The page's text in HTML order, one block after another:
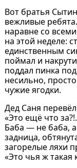
Вот братья
вежливые
наравне со
на этой неделе:
единственным
поймал и
поддал пинка
несильно,
чужие ягодки.
Дед Саня
«Это ещё что
Баба — не баба, а
задница,
загорелые ляхи
«Это чья ж такая